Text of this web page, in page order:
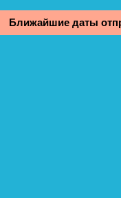
Ближайшие даты